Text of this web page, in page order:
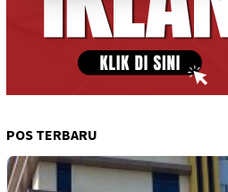
POS TERBARU